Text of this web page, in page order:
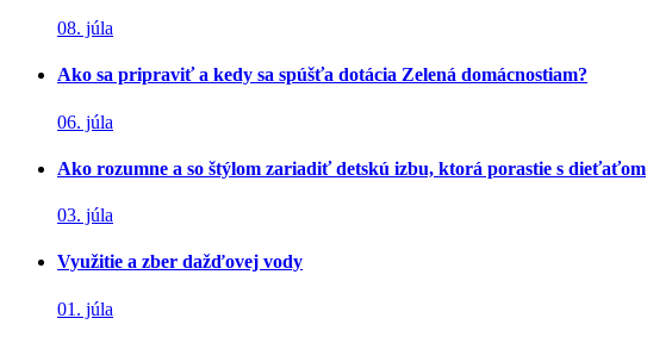
08. júla
Ako sa pripraviť a kedy sa spúšťa dotácia Zelená domácnostiam?
06. júla
Ako rozumne a so štýlom zariadiť detskú izbu, ktorá porastie s dieťaťom
03. júla
Využitie a zber dažďovej vody
01. júla